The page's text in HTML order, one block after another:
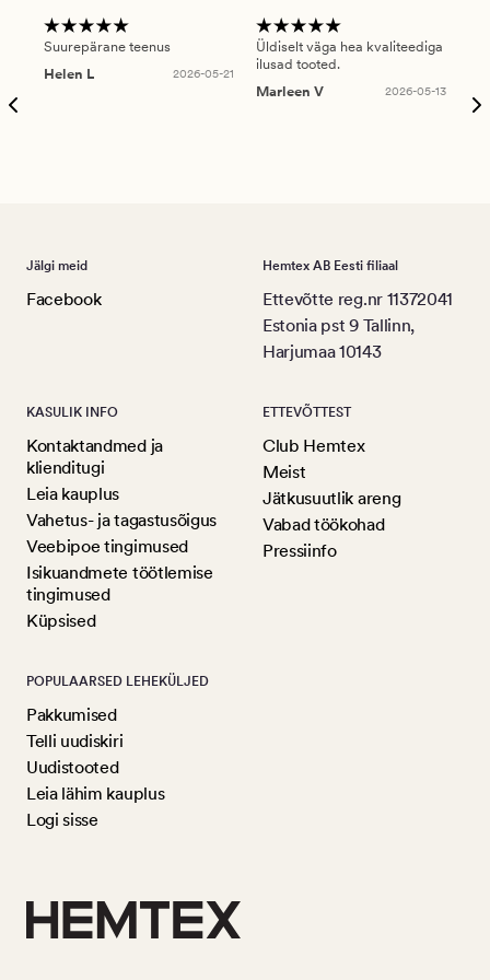
Suurepärane teenus
Helen L
2026-05-21
Üldiselt väga hea kvaliteediga
ilusad tooted.
Marleen V
2026-05-13
Jälgi meid
Facebook
Hemtex AB Eesti filiaal
Ettevõtte reg.nr 11372041
Estonia pst 9 Tallinn,
Harjumaa 10143
KASULIK INFO
Kontaktandmed ja
klienditugi
Leia kauplus
Vahetus- ja tagastusõigus
Veebipoe tingimused
Isikuandmete töötlemise
tingimused
Küpsised
ETTEVÕTTEST
Club Hemtex
Meist
Jätkusuutlik areng
Vabad töökohad
Pressiinfo
POPULAARSED LEHEKÜLJED
Pakkumised
Telli uudiskiri
Uudistooted
Leia lähim kauplus
Logi sisse